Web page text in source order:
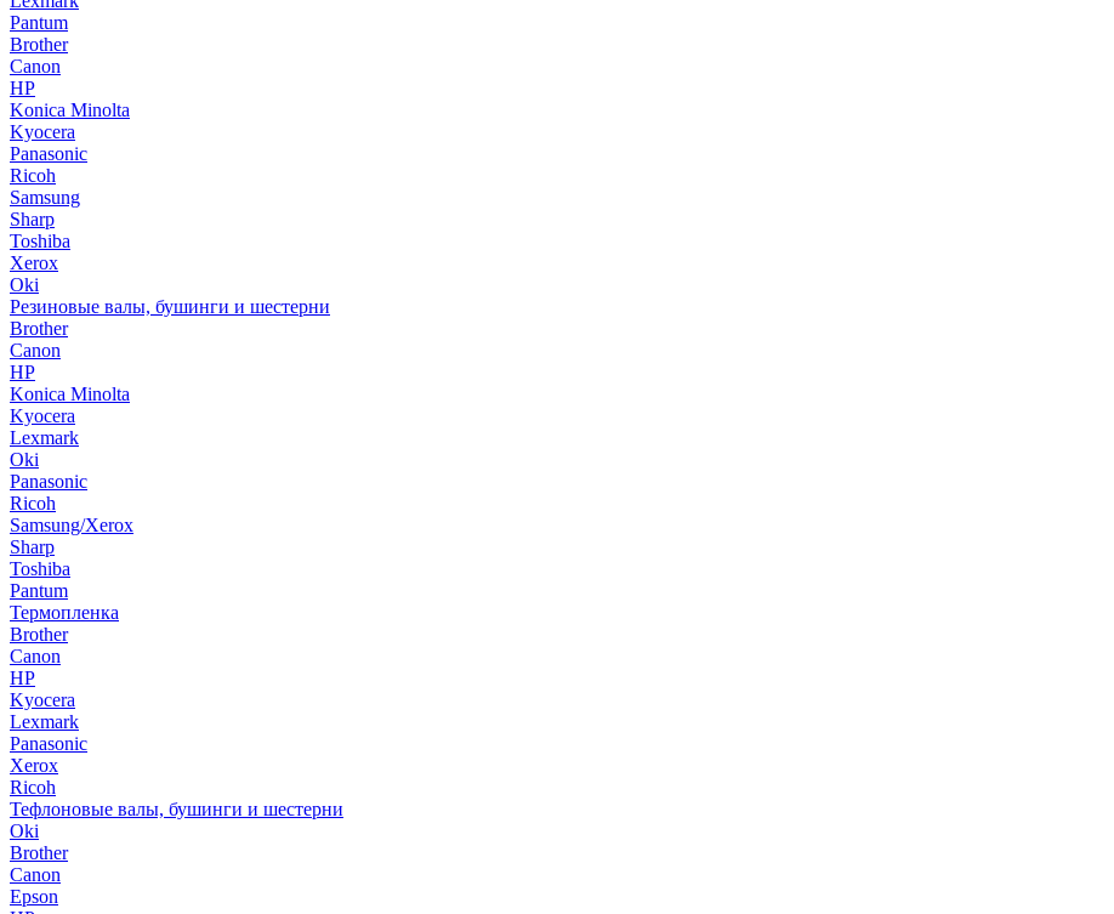
Pantum
Brother
Canon
HP
Konica Minolta
Kyocera
Panasonic
Ricoh
Samsung
Sharp
Toshiba
Xerox
Oki
Резиновые валы, бушинги и шестерни
Brother
Canon
HP
Konica Minolta
Kyocera
Lexmark
Oki
Panasonic
Ricoh
Samsung/Xerox
Sharp
Toshiba
Pantum
Термопленка
Brother
Canon
HP
Kyocera
Lexmark
Panasonic
Xerox
Ricoh
Тефлоновые валы, бушинги и шестерни
Oki
Brother
Canon
Epson